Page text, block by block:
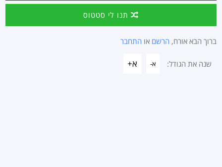
תנו לי סטטוס
ברוך הבא אורח, הרשם או התחבר
שנה את הגודל: א- א+